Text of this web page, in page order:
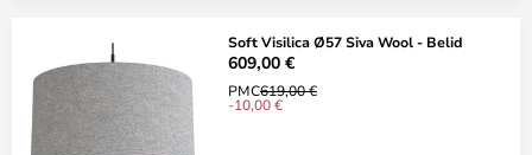
Soft Visilica Ø57 Siva Wool - Belid
609,00 €
PMC619,00 €
-10,00 €